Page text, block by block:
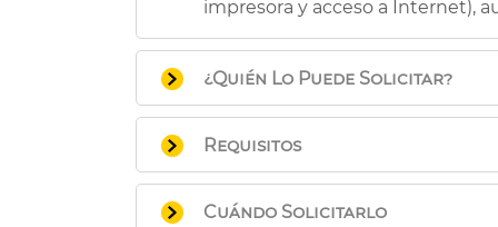
impresora y acceso a Internet),
¿Quién Lo Puede Solicitar?
Asociaciones y entidades sin
desarrollen su actividad en
desarrollo.
Requisitos
No disponer de local adecuado
carencia o precariedad de local.
Cuándo Solicitarlo